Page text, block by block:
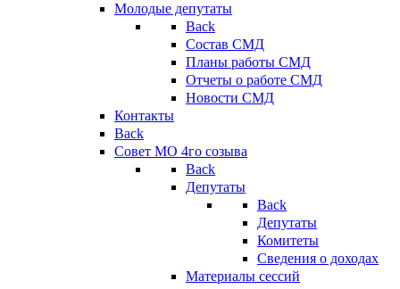
Молодые депутаты
Back
Состав СМД
Планы работы СМД
Отчеты о работе СМД
Новости СМД
Контакты
Back
Совет МО 4го созыва
Back
Депутаты
Back
Депутаты
Комитеты
Сведения о доходах
Материалы сессий